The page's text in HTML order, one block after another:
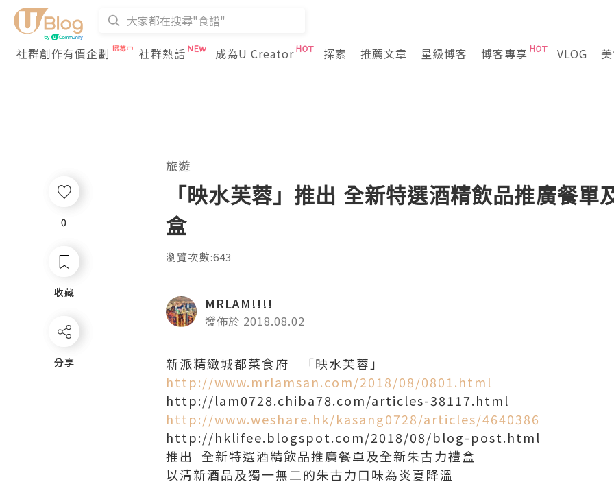
社群創作有價企劃 社群熱話 成為U Creator 探索 推薦文章 星級博客 博客專享 VLOG
0
收藏
分享
旅遊
「映水芙蓉」推出 全新特選酒精飲品推廣餐單
盒
瀏覽次數:643
MRLAM!!!!
發佈於 2018.08.02
新派精緻城都菜食府 「映水芙蓉」
http://www.mrlamsan.com/2018/08/0801.html
http://lam0728.chiba78.com/articles-38117.html
http://www.weshare.hk/kasang0728/articles/4640386
http://hklifee.blogspot.com/2018/08/blog-post.html
推出 全新特選酒精飲品推廣餐單及全新朱古力禮盒
以清新酒品及獨一無二的朱古力口味為炎夏降溫
0
收藏
分享